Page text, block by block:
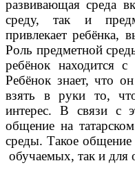
развивающая среда
среду, так и
привлекает ребёнка,
Роль предметной
ребёнок находится
Ребёнок знает, что
взять в руки то,
интерес. В связи с
общение на
среды. Такое общение
обучаемых, так и для